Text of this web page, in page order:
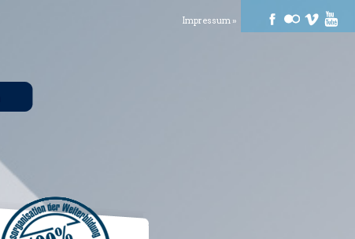
Impressum »